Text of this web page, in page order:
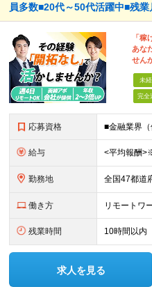
員多数■20代～50代活躍中■残業
「
あな
せん
未
完全
応募資格
給与
勤務地
働き方 リモートワ
残業時間 10時間以内
求人を見る